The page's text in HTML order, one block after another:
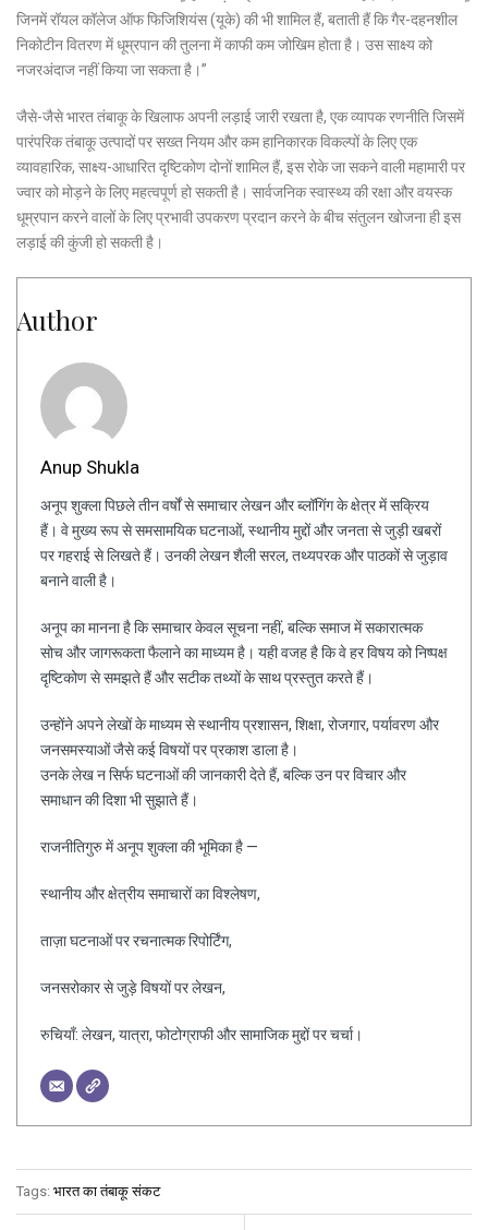
जिनमें रॉयल कॉलेज ऑफ फिजिशियंस (यूके) की भी शामिल हैं, बताती हैं कि गैर-दहनशील
निकोटीन वितरण में धूम्रपान की तुलना में काफी कम जोखिम होता है। उस साक्ष्य को
नजरअंदाज नहीं किया जा सकता है।”
जैसे-जैसे भारत तंबाकू के खिलाफ अपनी लड़ाई जारी रखता है, एक व्यापक रणनीति जिसमें
पारंपरिक तंबाकू उत्पादों पर सख्त नियम और कम हानिकारक विकल्पों के लिए एक
व्यावहारिक, साक्ष्य-आधारित दृष्टिकोण दोनों शामिल हैं, इस रोके जा सकने वाली महामारी पर
ज्वार को मोड़ने के लिए महत्वपूर्ण हो सकती है। सार्वजनिक स्वास्थ्य की रक्षा और वयस्क
धूम्रपान करने वालों के लिए प्रभावी उपकरण प्रदान करने के बीच संतुलन खोजना ही इस
लड़ाई की कुंजी हो सकती है।
Author
Anup Shukla
अनूप शुक्ला पिछले तीन वर्षों से समाचार लेखन और ब्लॉगिंग के क्षेत्र में सक्रिय
हैं। वे मुख्य रूप से समसामयिक घटनाओं, स्थानीय मुद्दों और जनता से जुड़ी खबरों
पर गहराई से लिखते हैं। उनकी लेखन शैली सरल, तथ्यपरक और पाठकों से जुड़ाव
बनाने वाली है।
अनूप का मानना है कि समाचार केवल सूचना नहीं, बल्कि समाज में सकारात्मक
सोच और जागरूकता फैलाने का माध्यम है। यही वजह है कि वे हर विषय को निष्पक्ष
दृष्टिकोण से समझते हैं और सटीक तथ्यों के साथ प्रस्तुत करते हैं।
उन्होंने अपने लेखों के माध्यम से स्थानीय प्रशासन, शिक्षा, रोजगार, पर्यावरण और
जनसमस्याओं जैसे कई विषयों पर प्रकाश डाला है।
उनके लेख न सिर्फ घटनाओं की जानकारी देते हैं, बल्कि उन पर विचार और
समाधान की दिशा भी सुझाते हैं।
राजनीतिगुरु में अनूप शुक्ला की भूमिका है —
स्थानीय और क्षेत्रीय समाचारों का विश्लेषण,
ताज़ा घटनाओं पर रचनात्मक रिपोर्टिंग,
जनसरोकार से जुड़े विषयों पर लेखन,
रुचियाँ: लेखन, यात्रा, फोटोग्राफी और सामाजिक मुद्दों पर चर्चा।
Tags: भारत का तंबाकू संकट